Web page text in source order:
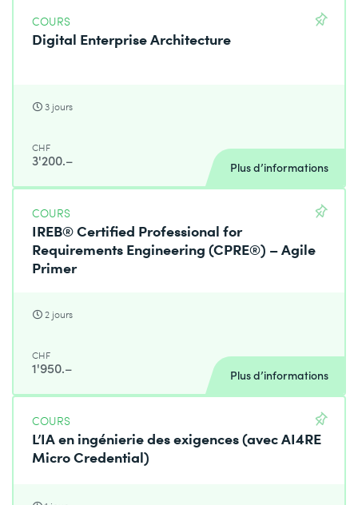
COURS
Digital Enterprise Architecture
3 jours
CHF
3'200.– Plus d’informations
COURS
IREB® Certified Professional for
Requirements Engineering (CPRE®) – Agile
Primer
2 jours
CHF
1'950.– Plus d’informations
COURS
L’IA en ingénierie des exigences (avec AI4RE
Micro Credential)